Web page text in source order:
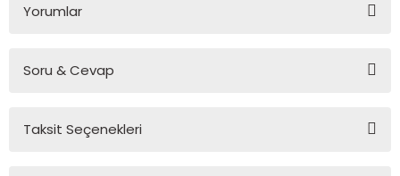
Yorumlar
Soru & Cevap
Ürün hakkında henüz soru sorulmamış.
Taksit Seçenekleri